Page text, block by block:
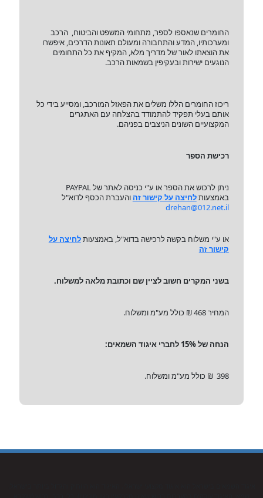
החומרים שנאספו לספר, מתחומי המשפט והביטוח, הרכב
ומערכותיו, המדע והתחבורה ומעולם תאונות הדרכים, איפשרו
את הוצאתו לאור של מדריך מלא, המקיף את כל התחומים
הנוגעים ישירות ובעקיפין בשמאות הרכב.
ריכוז החומרים הללו משלים את הפאזל המורכב, ומסייע בידי כל
אותם בעלי תפקיד להתמודד בהצלחה עם האתגרים
המקצועיים השונים הניצבים בפניהם.
רכישת הספר
ניתן לרכוש את הספר או ע"י כניסה לאתר של PAYPAL
באמצעותלחיצה על קישור זה והעברת הכסף לדוא"ל
drehan@012.net.il
או ע"י משלוח בקשה לרכישה בדוא"ל, באמצעותלחיצה על
קישור זה
בשני המקרים חשוב לציין שם וכתובת מלאה למשלוח.
המחיר 468 ₪ כולל מע"מ ומשלוח.
הנחה של 15% לחברי איגוד השמאים:
398 ₪ כולל מע"מ ומשלוח.